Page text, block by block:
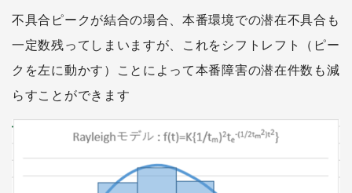
不具合ピークが結合の場合、本番環境での潜在不具合も
一定数残ってしまいますが、これをシフトレフト（ピー
クを左に動かす）ことによって本番障害の潜在件数も減
らすことができます